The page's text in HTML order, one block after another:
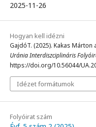
2025-11-26
Hogyan kell idézni
GajdóT. (2025). Kakas Márton
Uránia Interdiszciplináris
https://doi.org/10.56044/
Idézet formátumok
Folyóirat szám